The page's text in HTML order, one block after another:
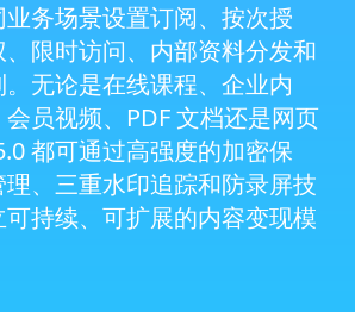
浏览器 ZJGet
技术
制与多屏防护
务场景设置订阅、按次授
限时访问、内部资料分发和
无论是在线课程、企业内
员视频、PDF 文档还是网页
都可通过高强度的加密保
、三重水印追踪和防录屏技
持续、可扩展的内容变现模